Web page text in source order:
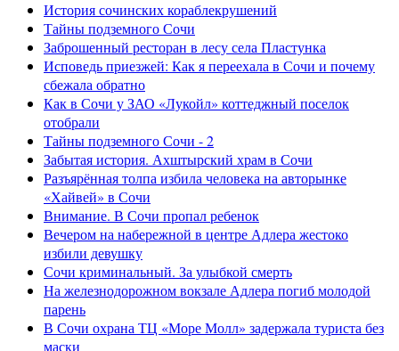
История сочинских кораблекрушений
Тайны подземного Сочи
Заброшенный ресторан в лесу села Пластунка
Исповедь приезжей: Как я переехала в Сочи и почему
сбежала обратно
Как в Сочи у ЗАО «Лукойл» коттеджный поселок
отобрали
Тайны подземного Сочи - 2
Забытая история. Ахштырский храм в Сочи
Разъярённая толпа избила человека на авторынке
«Хайвей» в Сочи
Внимание. В Сочи пропал ребенок
Вечером на набережной в центре Адлера жестоко
избили девушку
Сочи криминальный. За улыбкой смерть
На железнодорожном вокзале Адлера погиб молодой
парень
В Сочи охрана ТЦ «Море Молл» задержала туриста без
маски